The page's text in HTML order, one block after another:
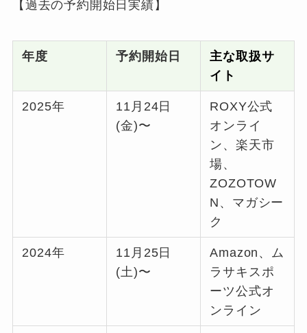
【過去の予約開始日実績】
年度 予約開始日
主な取扱サ
イト
2025年
11月24日
(金)〜
ROXY公式
オンライ
ン、楽天市
場、
ZOZOTOW
N、マガシー
ク
2024年
11月25日
(土)〜
Amazon、ム
ラサキスポ
ーツ公式オ
ンライン